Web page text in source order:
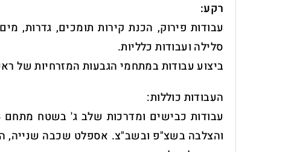
רקע:
עבודות פירוק, הכנת קירות תומכים, גדרות,
סלילה ועבודות כלליות.
ביצוע עבודות במתחמי הגבעות המזרחיות של
העבודות כוללות:
והצלבה בשצ"פ ובשב"צ. אספלט שכבה שנייה,